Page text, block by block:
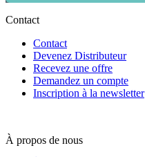
Contact
Contact
Devenez Distributeur
Recevez une offre
Demandez un compte
Inscription à la newsletter
À propos de nous